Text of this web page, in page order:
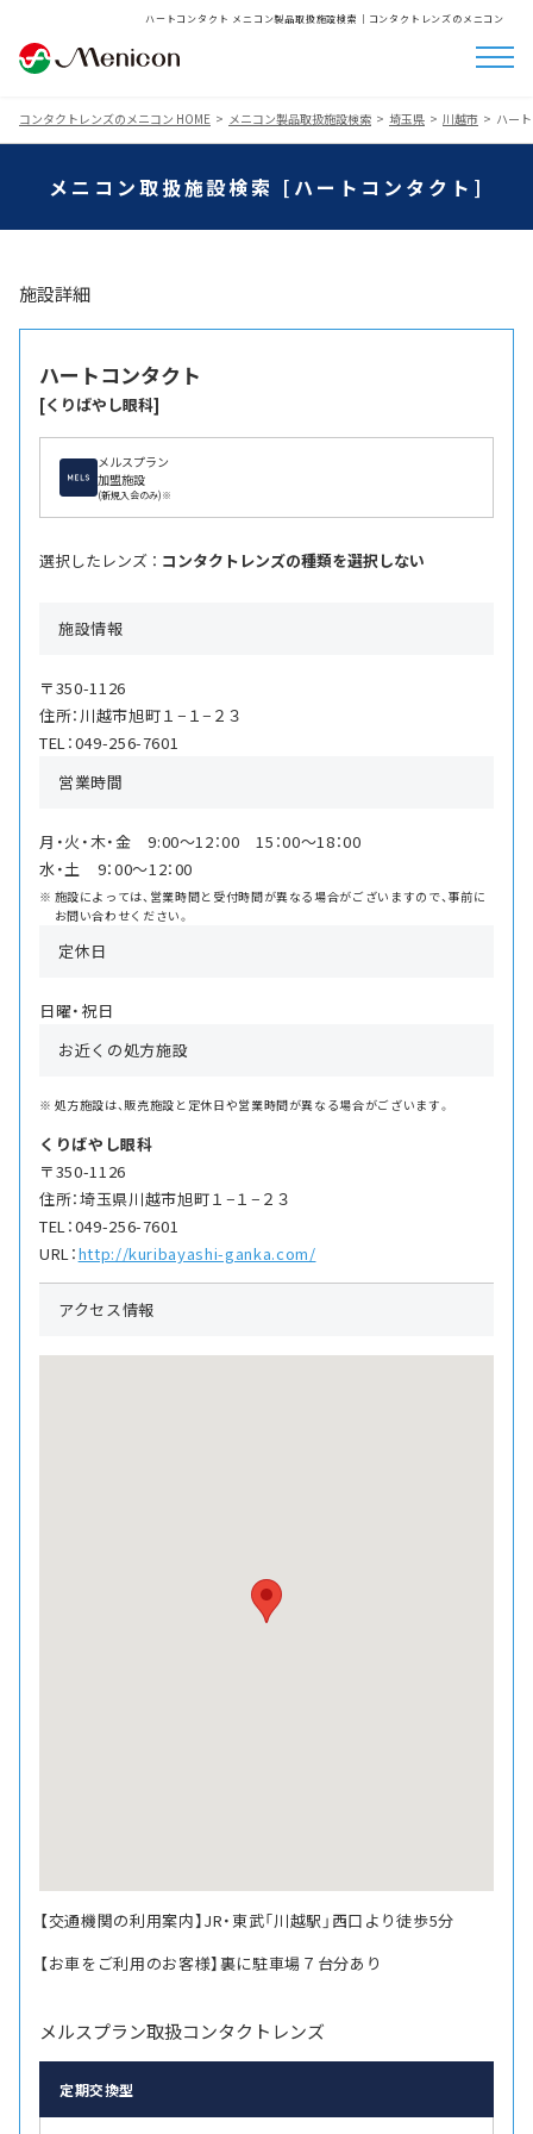
ハートコンタクト メニコン製品取扱施設検索│コンタクトレンズのメニコン
コンタクトレンズのメニコン HOME メニコン製品取扱施設検索 埼玉県 川越市 ハー
メニコン取扱施設検索 [ハートコンタクト]
施設詳細
ハートコンタクト
[くりばやし眼科]
メルスプラン
加盟施設
(新規入会のみ)※
選択したレンズ ： コンタクトレンズの種類を選択しない
施設情報
〒350-1126
住所：川越市旭町１−１−２３
TEL：049-256-7601
営業時間
月・火・木・金 9:00〜12：00 15：00〜18：00
水・土 9：00〜12：00
施設によっては、営業時間と受付時間が異なる場合がございますので、事前に
お問い合わせください。
定休日
日曜・祝日
お近くの処方施設
処方施設は、販売施設と定休日や営業時間が異なる場合がございます。
くりばやし眼科
〒350-1126
住所：埼玉県川越市旭町１−１−２３
TEL：049-256-7601
URL：http://kuribayashi-ganka.com/
アクセス情報
【交通機関の利用案内】JR・東武「川越駅」西口より徒歩5分
【お車をご利用のお客様】裏に駐車場７台分あり
メルスプラン取扱コンタクトレンズ
定期交換型